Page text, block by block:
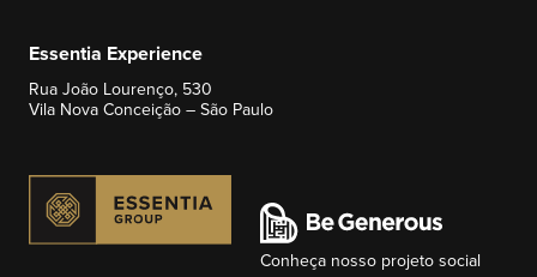
Essentia Experience
Rua João Lourenço, 530
Vila Nova Conceição – São Paulo
Conheça nosso projeto social